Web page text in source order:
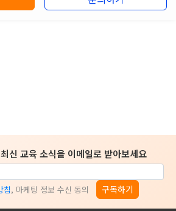
신 교육 소식을 이메일로 받아보세요
침, 마케팅 정보 수신 동의 구독하기